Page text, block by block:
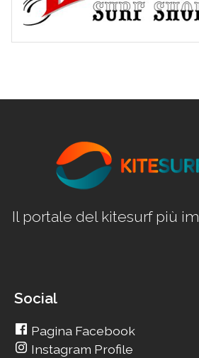
Il portale del kitesurf più
Social
Pagina Facebook
Instagram Profile